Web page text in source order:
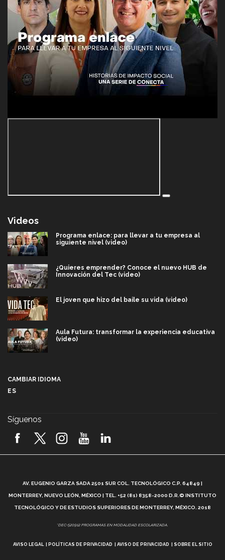
Videos
Programa enlace: para llevar a tu empresa al
siguiente nivel (video)
¿Quieres emprender? Conoce el nuevo HUB de
Innovación del Tec (video)
El joven que hizo del baile su vida (video)
Aula Futura: transformar la experiencia educativa
(video)
2026! (video)
¿Cómo es el Modelo Educativo Tec? (video)
Vida Tec: Feminismo e Inteligencia Artificial, Paola
CAMBIAR IDIOMA
ES
Síguenos
AV. EUGENIO GARZA SADA 2501 SUR COL. TECNOLÓGICO C.P. 64849 |
MONTERREY, NUEVO LEÓN, MÉXICO | TEL. +52 (81) 8358-2000 D.R.© INSTITUTO
TECNOLÓGICO Y DE ESTUDIOS SUPERIORES DE MONTERREY, MÉXICO. 2018
*DEC-520912 PROGRAMAS EN MODALIDAD ESCOLARIZADA.
AVISO LEGAL POLÍTICAS DE PRIVACIDAD AVISO DE PRIVACIDAD SOBRE EL SITIO